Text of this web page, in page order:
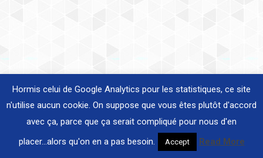
Hormis celui de Google Analytics pour les statistiques, ce site
n'utilise aucun cookie. On suppose que vous êtes plutôt d'accord
avec ça, parce que ça serait compliqué pour nous d'en
placer...alors qu'on en a pas besoin.
Accept Read More